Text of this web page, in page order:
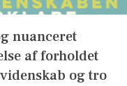
nuanceret
af forholdet
og tro